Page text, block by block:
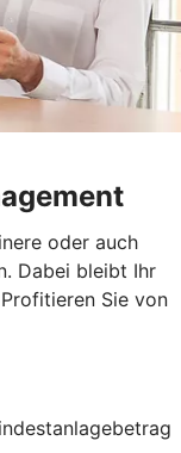
oder auch
Dabei bleibt Ihr
Sie von